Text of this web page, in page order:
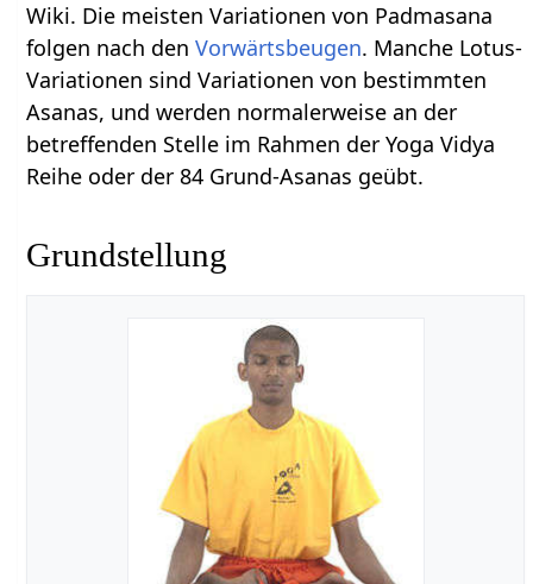
Wiki. Die meisten Variationen von Padmasana
folgen nach denVorwärtsbeugen. Manche Lotus-
Variationen sind Variationen von bestimmten
Asanas, und werden normalerweise an der
betreffenden Stelle im Rahmen der Yoga Vidya
Reihe oder der 84 Grund-Asanas geübt.
Grundstellung